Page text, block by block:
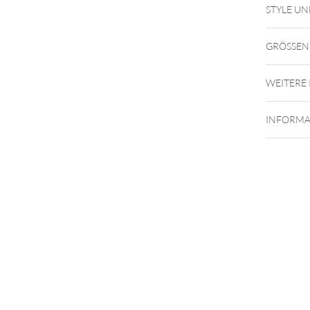
STYLE